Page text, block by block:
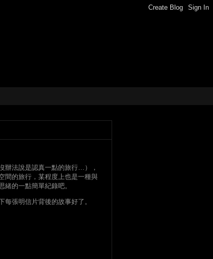
辦法說是認真一點的旅行…），
間的旅行，某程度上也是一種與
的一點簡單紀錄吧。
張明信片背後的故事好了。